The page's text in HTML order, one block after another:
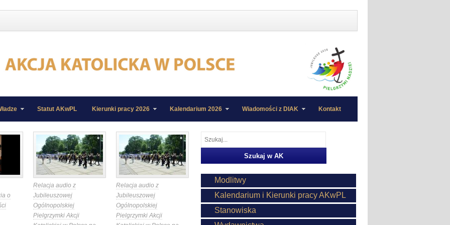
Statut AKwPL Kierunki pracy 2026 Kalendarium 2026 Wiadomości z DIAK Kontakt
o
Relacja audio z
Jubileuszowej
Ogólnopolskiej
Pielgrzymki Akcji
Relacja audio z
Jubileuszowej
Ogólnopolskiej
Pielgrzymki Akcji
Modlitwy
Kalendarium i Kierunki pracy AKwPL
Stanowiska